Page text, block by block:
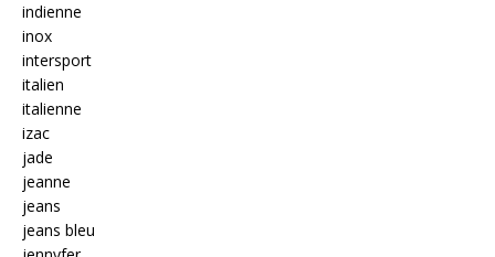
indienne
inox
intersport
italien
italienne
izac
jade
jeanne
jeans
jeans bleu